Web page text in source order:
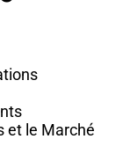
et le Marché